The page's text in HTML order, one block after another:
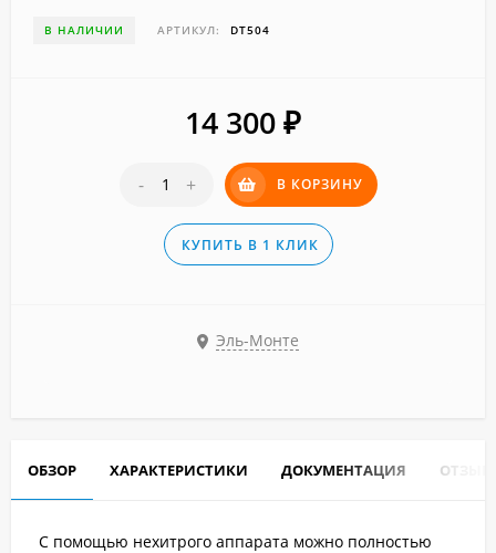
В НАЛИЧИИ АРТИКУЛ: DT504
14 300 ₽
- + В КОРЗИНУ
КУПИТЬ В 1 КЛИК
Эль-Монте
ОБЗОР ХАРАКТЕРИСТИКИ ДОКУМЕНТАЦИЯ
С помощью нехитрого аппарата можно полностью